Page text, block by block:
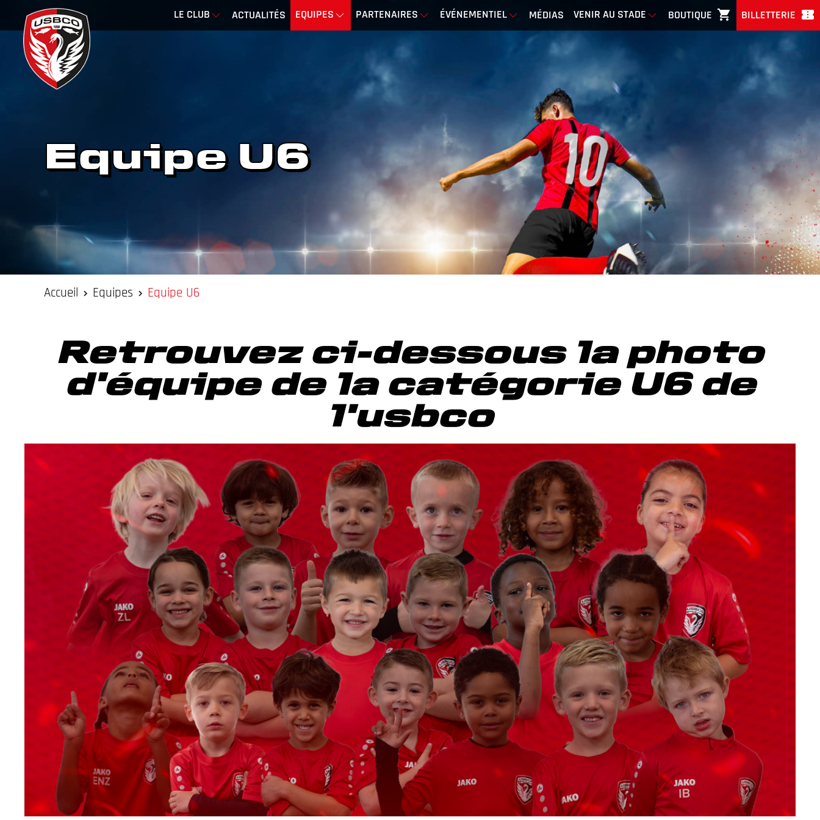
LE CLUB ACTUALITÉS EQUIPES PARTENAIRES ÉVÉNEMENTIEL MÉDIAS VENIR AU STADE BOUTIQUE shopping_cart BILLETTERIE confirmation_number
Equipe U6
Accueil Equipes Equipe U6
Retrouvez ci-dessous la photo
d'équipe de la catégorie U6 de
l'usbco